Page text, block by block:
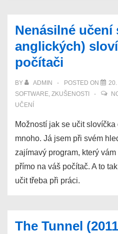
Nenásilné učení
anglických)
počítači
BY ADMIN POSTED ON 20.
SOFTWARE, ZKUŠENOSTI
UČENÍ
Možností jak se učit
mnoho. Já jsem při svém
zajímavý program, který vám
přímo na váš počítač. A to
učit třeba při práci.
The Tunnel